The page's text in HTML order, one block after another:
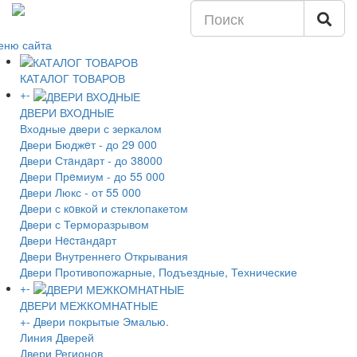
сайта
КАТАЛОГ ТОВАРОВ
+-
ДВЕРИ ВХОДНЫЕ
Входные двери с зеркалом
Двери Бюджeт - до 29 000
Двери Стaндaрт - до 38000
Двери Прeмиум - до 55 000
Двери Люкс - от 55 000
Двери с кoвкой и стеклопакетом
Двери с Терморазрывом
Двери Нecтaндaрт
Двери Внутреннего Открывания
Двери Противопожарные, Подъездные, Технические
+-
ДВЕРИ МЕЖКОМНАТНЫЕ
+- Двери покрытые Эмалью.
Линия Дверей
Двери Регионов